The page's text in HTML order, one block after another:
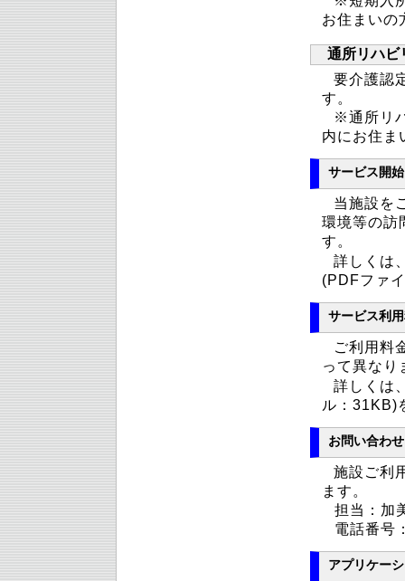
お住まいの
通所リハビ
要介護認
す。
※通所リ
内にお住ま
サービス開
当施設を
環境等の訪
す。
詳しくは
(PDFファ
サービス利
ご利用料
って異なり
詳しくは
ル：31KB)
お問い合わせ
施設ご利
ます。
担当：加
電話番号
アプリケー